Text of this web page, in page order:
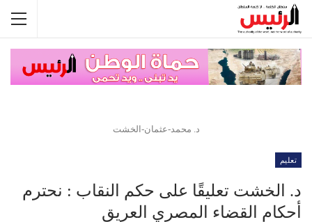
د. محمد-عثمان-الخشت
تعليم
د. الخشت تعليقًا على حكم النقاب : نحترم
أحكام القضاء المصري العريق